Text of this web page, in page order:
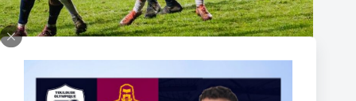
Super XIII – Les Olympiens triomphent face à Villeneuve !